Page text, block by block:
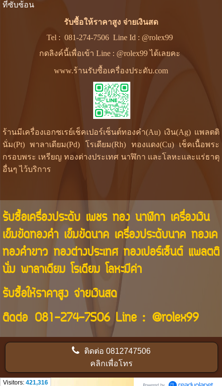
ที่ซับซ้อน
รับซื้อให้ราคาสูง จ่ายเงินสด
Tel :081-274-7506 Line Id : @rolex99
กดลิงค์นี้เพื่อเข้า Line : @rolex99 ได้เลยคะ
www.ร้านรับซื้อเครื่องประดับ.com
ร้านมีเครื่องเอกซเรย์เช็คเปอร์เซ็นต์ทองคำ(Au) เงิน(Ag) แพลตติ
นั่ม(Pt) พาลาเดียม(Pd) โรเดียม(Rh) ทองแดง(Cu) เช็คเนื้อพระ
กรอบพระ เหรียญ ทองต่างประเทศ นาฬิกา และโลหะและแร่ธาตุ
อื่นๆ ไว้บริการ
รับซื้อเครื่องประดับ เพชร ทอง นาฬิกา เครื่องเงิน
เข็มขัดทองคำ เข็มขัดนาค เครื่องประดับนาค ทองเค
ทองคำขาว ทองต่างประเทศ ทองเปอร์เซ็นต์ แพลตติ
นั่ม พาลาเดียม โรเดียม โลหะมีค่า
รับซื้อให้ราคาสูง จ่ายเงินสด
ติดต่อ 081-274-7506Line : @rolex99
ติดต่อ0812747506
คลิกเพื่อโทร
Visitors: 421,316